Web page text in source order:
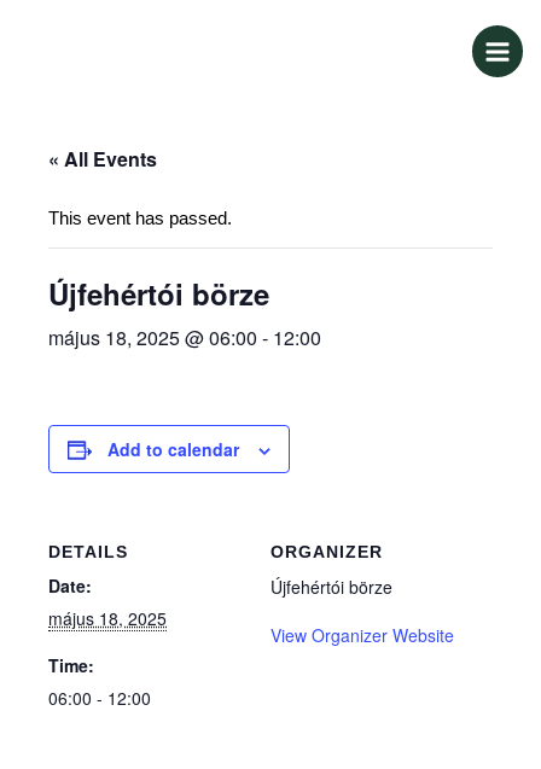
Main
« All Events
This event has passed.
Újfehértói börze
május 18, 2025 @ 06:00 - 12:00
Add to calendar
DETAILS
Date:
május 18, 2025
Time:
06:00 - 12:00
ORGANIZER
Újfehértói börze
View Organizer Website